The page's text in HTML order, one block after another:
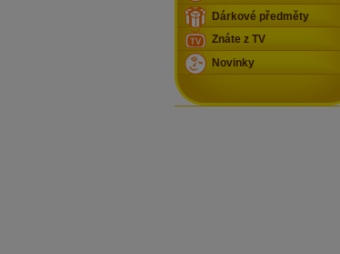
Dárkové předměty
Znáte z TV
Novinky